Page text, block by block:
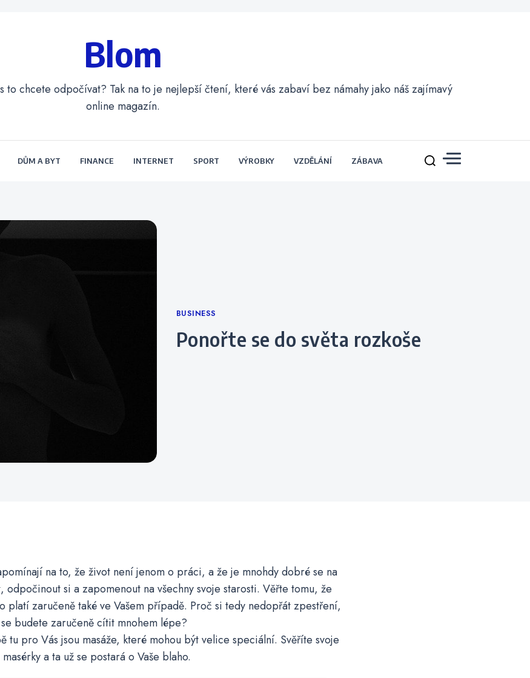
Blom
chcete odpočívat? Tak na to je nejlepší čtení, které vás zabaví bez námahy jako náš zajímavý
online magazín.
DŮM A BYT FINANCE INTERNET SPORT VÝROBKY VZDĚLÁNÍ ZÁBAVA
Categories
BUSINESS
Ponořte se do světa rozkoše
na to, že život není jenom o práci, a že je mnohdy dobré se na
odpočinout si a zapomenout na všechny svoje starosti. Věřte tomu, že
platí zaručeně také ve Vašem případě. Proč si tedy nedopřát zpestření,
budete zaručeně cítit mnohem lépe?
tu pro Vás jsou masáže, které mohou být velice speciální. Svěříte svoje
a ta už se postará o Vaše blaho.